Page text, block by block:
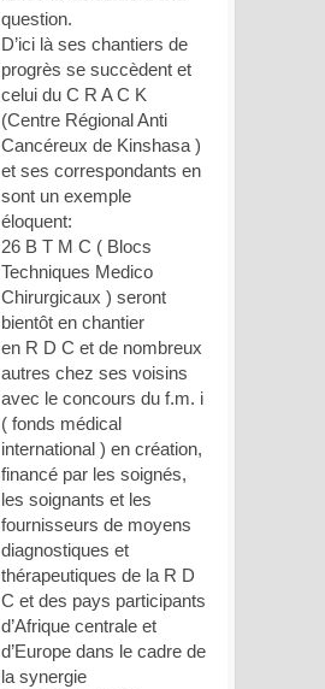
question.
D’ici là ses chantiers de
progrès se succèdent et
celui du C R A C K
(Centre Régional Anti
Cancéreux de Kinshasa )
et ses correspondants en
sont un exemple
éloquent:
26 B T M C ( Blocs
Techniques Medico
Chirurgicaux ) seront
bientôt en chantier
en R D C et de nombreux
autres chez ses voisins
avec le concours du f.m. i
( fonds médical
international ) en création,
financé par les soignés,
les soignants et les
fournisseurs de moyens
diagnostiques et
thérapeutiques de la R D
C et des pays participants
d’Afrique centrale et
d’Europe dans le cadre de
la synergie